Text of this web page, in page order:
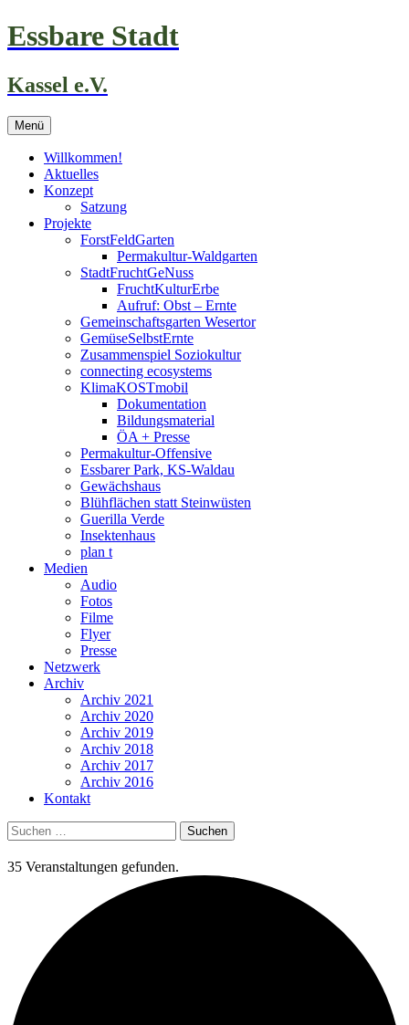
Zum
Inhalt
Essbare Stadt
Kassel e.V.
Menü
Willkommen!
Aktuelles
Konzept
Satzung
Projekte
ForstFeldGarten
Permakultur-Waldgarten
StadtFruchtGeNuss
FruchtKulturErbe
Aufruf: Obst – Ernte
Gemeinschaftsgarten Wesertor
GemüseSelbstErnte
Zusammenspiel Soziokultur
connecting ecosystems
KlimaKOSTmobil
Dokumentation
Bildungsmaterial
ÖA + Presse
Permakultur-Offensive
Essbarer Park, KS-Waldau
Gewächshaus
Blühflächen statt Steinwüsten
Guerilla Verde
Insektenhaus
plan t
Medien
Audio
Fotos
Filme
Flyer
Presse
Netzwerk
Archiv
Archiv 2021
Archiv 2020
Archiv 2019
Archiv 2018
Archiv 2017
Archiv 2016
Kontakt
Suchen
nach:
35 Veranstaltungen gefunden.